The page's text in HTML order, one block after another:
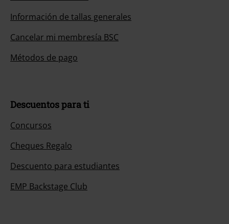
Información de tallas generales
Cancelar mi membresía BSC
Métodos de pago
Descuentos para ti
Concursos
Cheques Regalo
Descuento para estudiantes
EMP Backstage Club